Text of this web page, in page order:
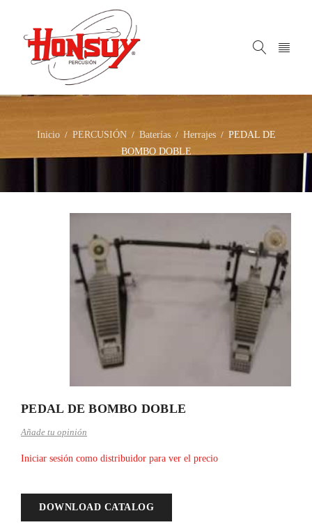
Inicio / PERCUSIÓN / Baterías / Herrajes / PEDAL DE
BOMBO DOBLE
PEDAL DE BOMBO DOBLE
Añade tu opinión
Iniciar sesión como distribuidor para ver el precio
DOWNLOAD CATALOG